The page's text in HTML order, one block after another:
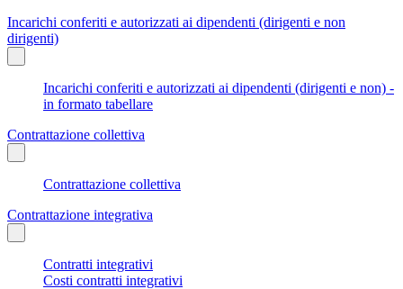
Incarichi conferiti e autorizzati ai dipendenti (dirigenti e non
dirigenti)
Incarichi conferiti e autorizzati ai dipendenti (dirigenti e non) -
in formato tabellare
Contrattazione collettiva
Contrattazione collettiva
Contrattazione integrativa
Contratti integrativi
Costi contratti integrativi